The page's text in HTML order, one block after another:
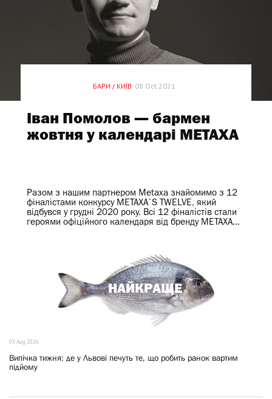
БАРИ / КИЇВ 08 Oct 2021
Іван Помолов — бармен
жовтня у календарі METAXA
Разом з нашим партнером Metaxa знайомимо з 12
фіналістами конкурсу METAXA`S TWELVE, який
відбувся у грудні 2020 року. Всі 12 фіналістів стали
героями офіційного календаря від бренду METAXA...
НАЙКРАЩЕ
03 Aug 2026
Випічка тижня: де у Львові печуть те, що робить ранок вартим
підйому